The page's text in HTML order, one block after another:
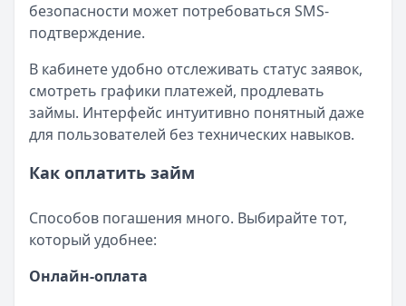
безопасности может потребоваться SMS-
подтверждение.
В кабинете удобно отслеживать статус заявок,
смотреть графики платежей, продлевать
займы. Интерфейс интуитивно понятный даже
для пользователей без технических навыков.
Как оплатить займ
Способов погашения много. Выбирайте тот,
который удобнее:
Онлайн-оплата